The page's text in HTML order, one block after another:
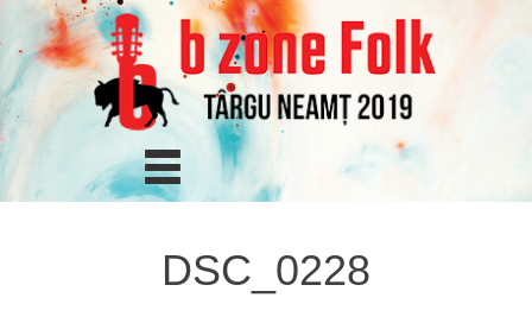
DSC_0228